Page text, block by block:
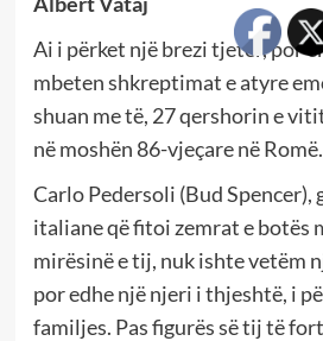
Ai i përket një brezi tjetër, por
mbeten shkreptimat e atyre
shuan me të, 27 qershorin e
në moshën 86-vjeçare në Romë.
Carlo Pedersoli (Bud Spencer),
italiane që fitoi zemrat e botës
mirësinë e tij, nuk ishte vetëm
por edhe një njeri i thjeshtë, i
familjes. Pas figurës së tij të